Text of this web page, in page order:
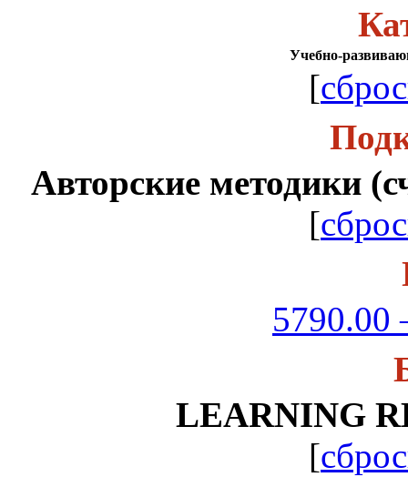
Учебно-
[
Авторские методики
[
5790.00
LEARNING
[